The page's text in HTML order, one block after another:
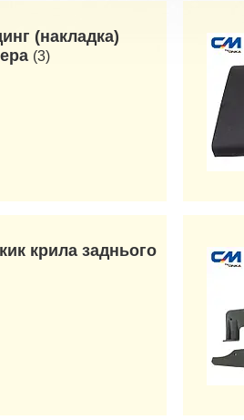
(накладка)
3
крила заднього